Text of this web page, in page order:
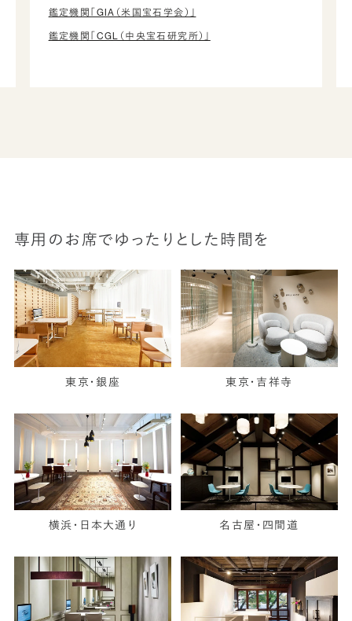
鑑定機関「GIA（米国宝石学会）」
鑑定機関「CGL（中央宝石研究所）」
専用のお席でゆったりとした時間を
東京・銀座 東京・吉祥寺
横浜・日本大通り 名古屋・四間道